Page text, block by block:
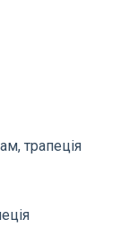
трапеція